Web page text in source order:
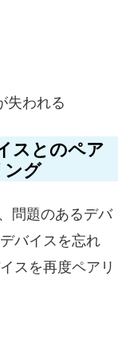
失われる
スとのペア
ング
問題のあるデバ
バイスを忘れ
スを再度ペアリ